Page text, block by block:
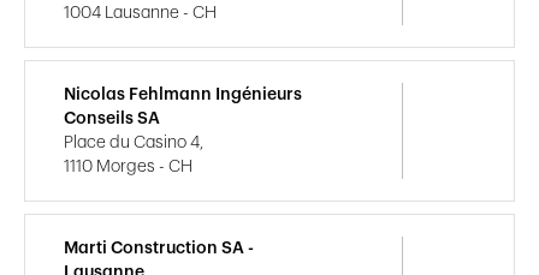
1004 Lausanne - CH
Nicolas Fehlmann Ingénieurs
Conseils SA
Place du Casino 4,
1110 Morges - CH
Marti Construction SA -